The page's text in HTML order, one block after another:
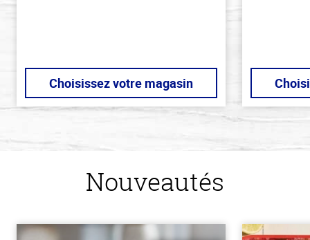
Choisissez votre magasin
Nouveautés